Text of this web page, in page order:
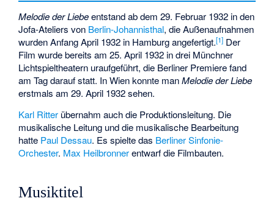
Melodie der Liebeentstand ab dem 29. Februar 1932 in den
Jofa-Ateliers von Berlin-Johannisthal, die Außenaufnahmen
wurden Anfang April 1932 in Hamburg angefertigt.[1] Der
Film wurde bereits am 25. April 1932 in drei Münchner
Lichtspieltheatern uraufgeführt, die Berliner Premiere fand
am Tag darauf statt. In Wien konnte manMelodie der Liebe
erstmals am 29. April 1932 sehen.
Karl Ritter übernahm auch die Produktionsleitung. Die
musikalische Leitung und die musikalische Bearbeitung
hatte Paul Dessau. Es spielte das Berliner Sinfonie-
Orchester. Max Heilbronnerentwarf die Filmbauten.
Musiktitel